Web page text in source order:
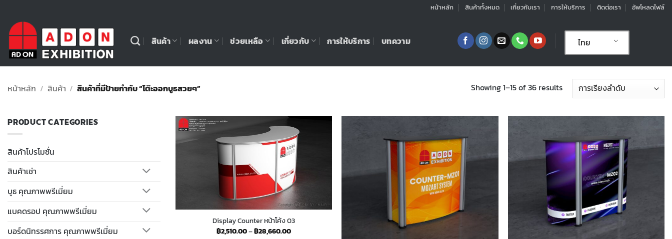
หน้าหลัก สินค้าทั้งหมด เกี่ยวกับเรา การให้บริการ ติดต่อเรา อัพโหลดไฟล์
สินค้า ผลงาน ช่วยเหลือ เกี่ยวกับ การให้บริการ บทความ ไทย
หน้าหลัก / สินค้า / สินค้าที่มีป้ายกำกับ “โต๊ะออกบูธสวยๆ” Showing 1–15 of 36 results
PRODUCT CATEGORIES
สินค้าโปรโมชั่น
สินค้าเช่า
บูธ คุณภาพพรีเมี่ยม
แบคดรอป คุณภาพพรีเมี่ยม
บอร์ดนิทรรศการ คุณภาพพรีเมี่ยม
Display Counter หน้าโค้ง 03
฿2,510.00–฿28,660.00Price